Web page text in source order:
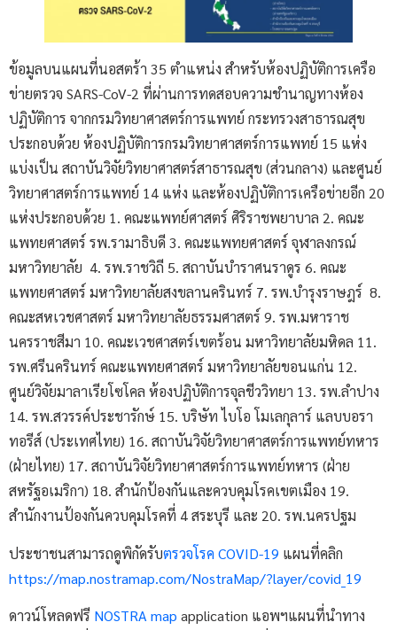
ข้อมูลบนแผนที่นอสตร้า 35 ตำแหน่ง สำหรับห้องปฏิบัติการเครือ
ข่ายตรวจ SARS-CoV-2 ที่ผ่านการทดสอบความชำนาญทางห้อง
ปฏิบัติการ จากกรมวิทยาศาสตร์การแพทย์ กระทรวงสาธารณสุข
ประกอบด้วย ห้องปฏิบัติการกรมวิทยาศาสตร์การแพทย์ 15 แห่ง
แบ่งเป็น สถาบันวิจัยวิทยาศาสตร์สาธารณสุข (ส่วนกลาง) และศูนย์
วิทยาศาสตร์การแพทย์ 14 แห่ง และห้องปฏิบัติการเครือข่ายอีก 20
แห่งประกอบด้วย 1. คณะแพทย์ศาสตร์ ศิริราชพยาบาล 2. คณะ
แพทยศาสตร์ รพ.รามาธิบดี 3. คณะแพทยศาสตร์ จุฬาลงกรณ์
มหาวิทยาลัย 4. รพ.ราชวิถี 5. สถาบันบำราศนราดูร 6. คณะ
แพทยศาสตร์ มหาวิทยาลัยสงขลานครินทร์ 7. รพ.บำรุงราษฎร์ 8.
คณะสหเวชศาสตร์ มหาวิทยาลัยธรรมศาสตร์ 9. รพ.มหาราช
นครราชสีมา 10. คณะเวชศาสตร์เขตร้อน มหาวิทยาลัยมหิดล 11.
รพ.ศรีนครินทร์ คณะแพทยศาสตร์ มหาวิทยาลัยขอนแก่น 12.
ศูนย์วิจัยมาลาเรียโซโคล ห้องปฏิบัติการจุลชีววิทยา 13. รพ.ลำปาง
14. รพ.สวรรค์ประชารักษ์ 15. บริษัท ไบโอ โมเลกุลาร์ แลบบอรา
ทอรีส์ (ประเทศไทย) 16. สถาบันวิจัยวิทยาศาสตร์การแพทย์ทหาร
(ฝ่ายไทย) 17. สถาบันวิจัยวิทยาศาสตร์การแพทย์ทหาร (ฝ่าย
สหรัฐอเมริกา) 18. สำนักป้องกันและควบคุมโรคเขตเมือง 19.
สำนักงานป้องกันควบคุมโรคที่ 4 สระบุรี และ 20. รพ.นครปฐม
ประชาชนสามารถดูพิกัดรับตรวจโรค COVID-19 แผนที่คลิก
https://map.nostramap.com/NostraMap/?layer/covid_19
ดาวน์โหลดฟรี NOSTRA map application แอพฯแผนที่นำทาง